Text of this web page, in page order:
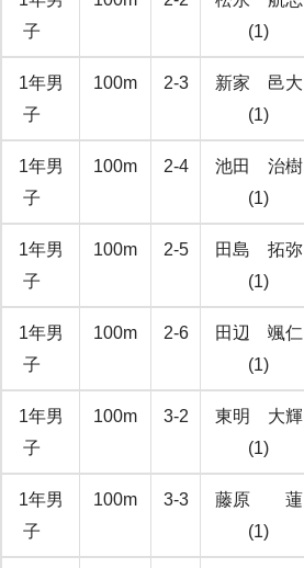
子
(1)
1年男
子
100m 2-3
新家 邑大
(1)
1年男
子
100m 2-4
池田 治樹
(1)
1年男
子
100m 2-5
田島 拓弥
(1)
1年男
子
100m 2-6
田辺 颯仁
(1)
1年男
子
100m 3-2
東明 大輝
(1)
1年男
子
100m 3-3
藤原 蓮
(1)